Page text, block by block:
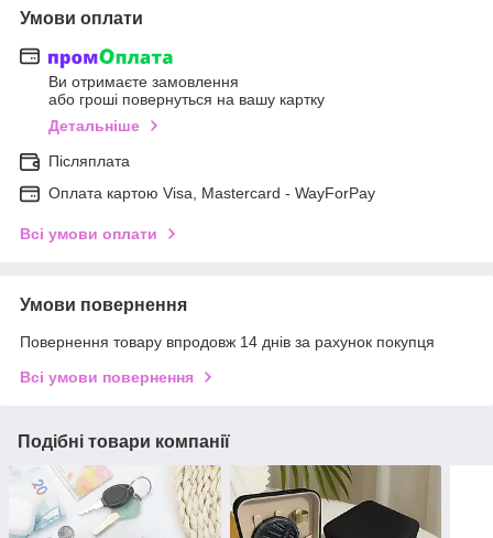
Умови оплати
Ви отримаєте замовлення
або гроші повернуться на вашу картку
Детальніше
Післяплата
Оплата картою Visa, Mastercard - WayForPay
Всі умови оплати
Умови повернення
Повернення товару впродовж 14 днів за рахунок покупця
Всі умови повернення
Подібні товари компанії